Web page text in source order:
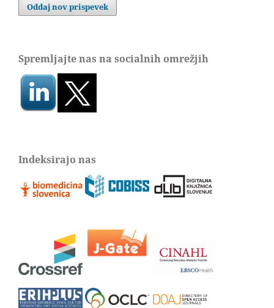
Oddaj nov prispevek
Spremljajte nas na socialnih omrežjih
Indeksirajo nas